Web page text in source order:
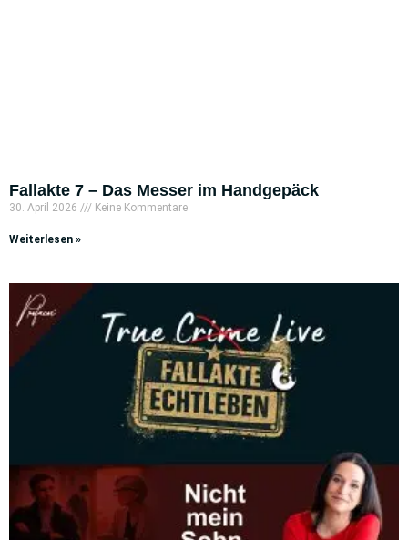
Fallakte 7 – Das Messer im Handgepäck
30. April 2026 Keine Kommentare
Weiterlesen »